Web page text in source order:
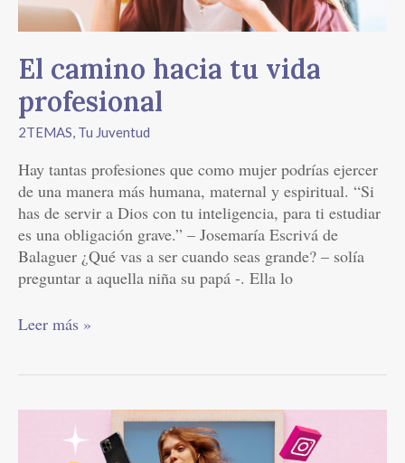
El camino hacia tu vida
profesional
2TEMAS, Tu Juventud
Hay tantas profesiones que como mujer podrías ejercer
de una manera más humana, maternal y espiritual. “Si
has de servir a Dios con tu inteligencia, para ti estudiar
es una obligación grave.” – Josemaría Escrivá de
Balaguer ¿Qué vas a ser cuando seas grande? – solía
preguntar a aquella niña su papá -. Ella lo
profesional
Leer más »
influencers: